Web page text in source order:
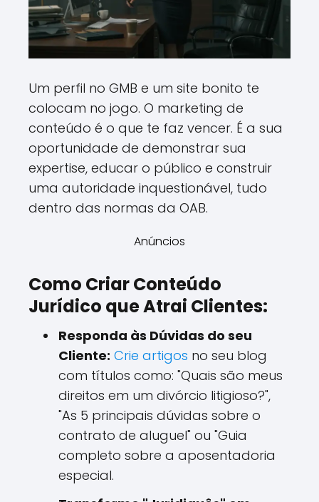
Um perfil no GMB e um site bonito te
colocam no jogo. O marketing de
conteúdo é o que te faz vencer. É a sua
oportunidade de demonstrar sua
expertise, educar o público e construir
uma autoridade inquestionável, tudo
dentro das normas da OAB.
Anúncios
Como Criar Conteúdo
Jurídico que Atrai Clientes:
Responda às Dúvidas do seu
Cliente: Crie artigos no seu blog
com títulos como: "Quais são meus
direitos em um divórcio litigioso?",
"As 5 principais dúvidas sobre o
contrato de aluguel" ou "Guia
completo sobre a aposentadoria
especial.